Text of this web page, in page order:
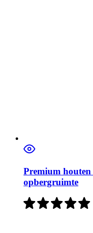
Premium
opbergruimte